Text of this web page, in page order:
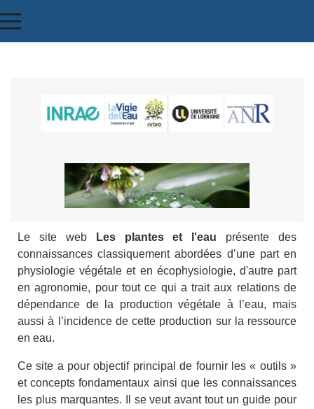
Le site web Les plantes et l'eau présente des
connaissances classiquement abordées d’une part en
physiologie végétale et en écophysiologie, d'autre part
en agronomie, pour tout ce qui a trait aux relations de
dépendance de la production végétale à l’eau, mais
aussi à l’incidence de cette production sur la ressource
en eau.
Ce site a pour objectif principal de fournir les « outils »
et concepts fondamentaux ainsi que les connaissances
les plus marquantes. Il se veut avant tout un guide pour